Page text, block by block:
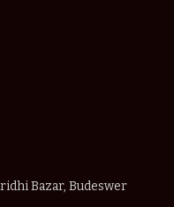
Bazar, Budeswer